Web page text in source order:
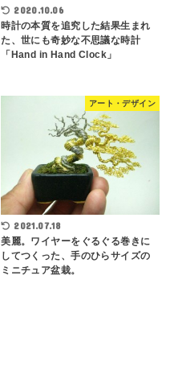
2020.10.06
時計の本質を追究した結果生まれ
た、世にも奇妙な不思議な時計
「Hand in Hand Clock」
アート・デザイン
2021.07.18
美麗。ワイヤーをぐるぐる巻きに
してつくった、手のひらサイズの
ミニチュア盆栽。